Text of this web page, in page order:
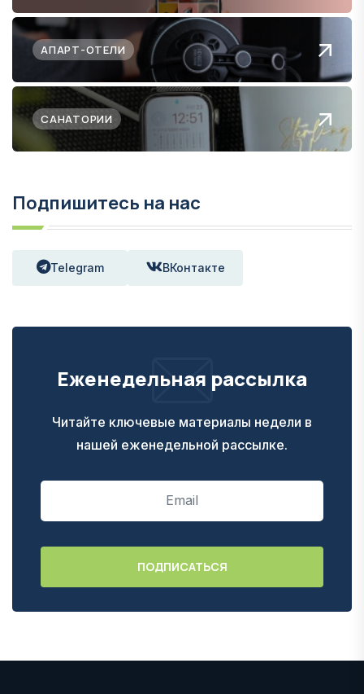
АПАРТ-ОТЕЛИ
САНАТОРИИ
Подпишитесь на нас
Telegram ВКонтакте
Еженедельная рассылка
Читайте ключевые материалы недели в
нашей еженедельной рассылке.